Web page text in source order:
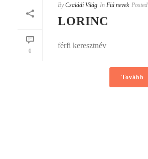
0
By Családi Világ In Fiú nevek Posted
LORINC
férfi keresztnév
Tovább